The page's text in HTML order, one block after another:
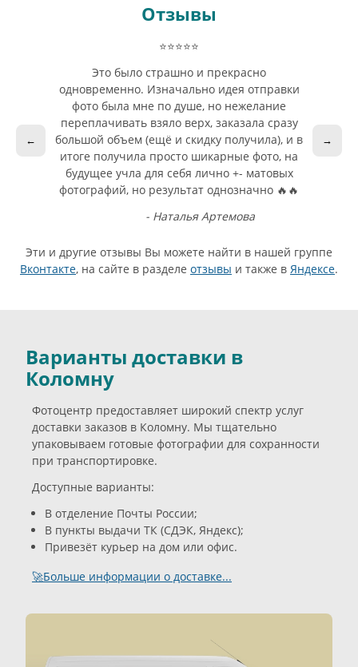
Отзывы
⭐⭐⭐⭐⭐
Это было страшно и прекрасно
одновременно. Изначально идея отправки
фото была мне по душе, но нежелание
переплачивать взяло верх, заказала сразу
большой объем (ещё и скидку получила), и в
итоге получила просто шикарные фото, на
будущее учла для себя лично +- матовых
фотографий, но результат однозначно 🔥🔥
- Наталья Артемова
← →
Эти и другие отзывы Вы можете найти в нашей группе
Вконтакте, на сайте в разделе отзывы и также в Яндексе.
Варианты доставки в
Коломну
Фотоцентр предоставляет широкий спектр услуг
доставки заказов в Коломну. Мы тщательно
упаковываем готовые фотографии для сохранности
при транспортировке.
Доступные варианты:
В отделение Почты России;
В пункты выдачи ТК (СДЭК, Яндекс);
Привезёт курьер на дом или офис.
🚀Больше информации о доставке...